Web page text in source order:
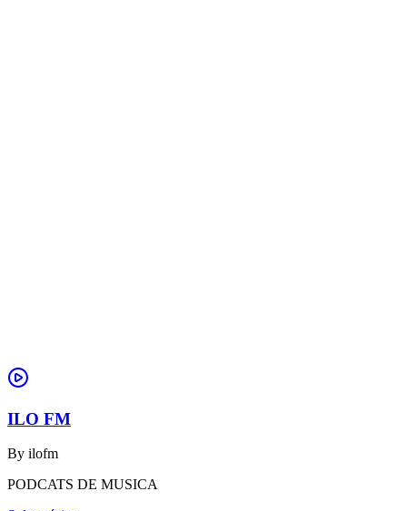
ILO FM
By ilofm
PODCATS DE MUSICA